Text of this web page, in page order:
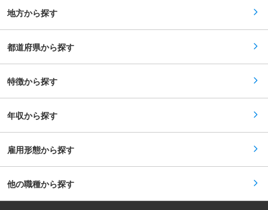
売先は全国の大手百貨店やライフスタイルショッ
す。 特にネット関連事業、通販事業等が成長分野
として伸びており、販路・取り扱いアイテム共に
拡大しています。 ＜当社の強み＞ ◎全国各地の仕
手百貨店など）との強固なネットワーク ◎不動産
業者として、仕入先（産地）や販売先（大手百貨
店）などに対して競合他社よりもより適切な良い
条件で取引を進める事が可能 変更の範囲：会社の
地方から探す
都道府県から探す
特徴から探す
年収から探す
雇用形態から探す
他の職種から探す